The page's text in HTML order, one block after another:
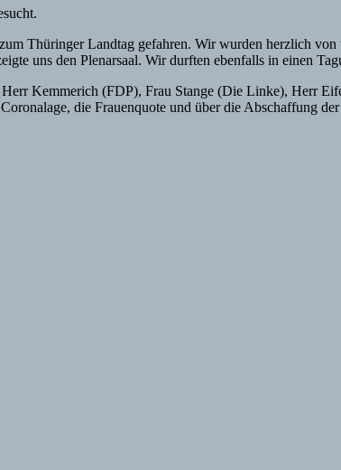
Thüringer Landtag gefahren. Wir wurden herzlich
uns den Plenarsaal. Wir durften ebenfalls in einen
Kemmerich (FDP), Frau Stange (Die Linke), Herr
die Frauenquote und über die Abschaffung